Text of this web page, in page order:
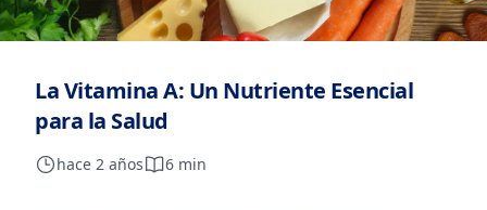
La Vitamina A: Un Nutriente Esencial
para la Salud
hace 2 años 6 min